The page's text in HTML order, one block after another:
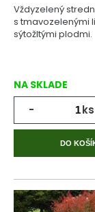
Vždyzelený
s tmavozelenými
sýtožltými plodmi.
NA SKLADE
- ks
DO